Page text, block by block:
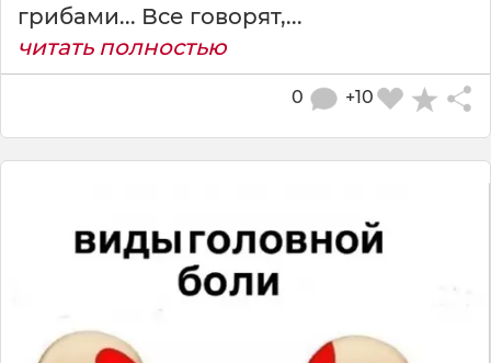
грибами... Все говорят,...
читать полностью
+10
0